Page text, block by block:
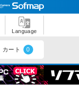
Language
カート 0